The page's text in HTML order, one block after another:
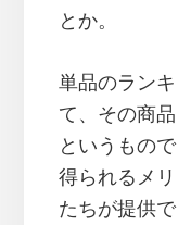
とか。
単品のラン
て、その商
というもの
得られるメ
たちが提供